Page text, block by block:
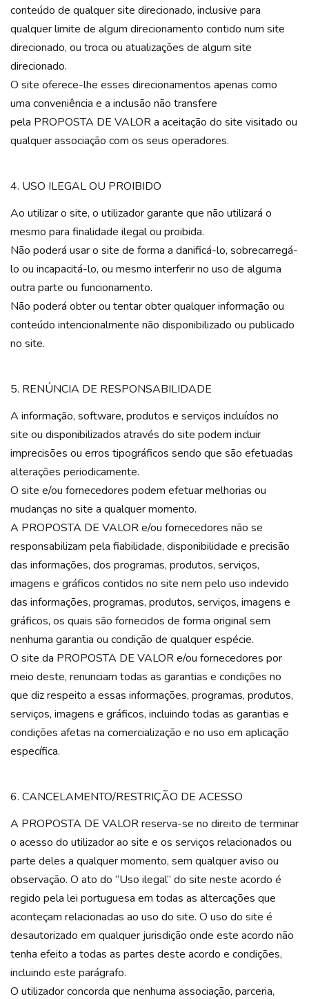
conteúdo de qualquer site direcionado, inclusive para
qualquer limite de algum direcionamento contido num site
direcionado, ou troca ou atualizações de algum site
direcionado.
O site oferece-lhe esses direcionamentos apenas como
uma conveniência e a inclusão não transfere
pela PROPOSTA DE VALOR a aceitação do site visitado ou
qualquer associação com os seus operadores.
4. USO ILEGAL OU PROIBIDO
Ao utilizar o site, o utilizador garante que não utilizará o
mesmo para finalidade ilegal ou proibida.
Não poderá usar o site de forma a danificá-lo, sobrecarregá-
lo ou incapacitá-lo, ou mesmo interferir no uso de alguma
outra parte ou funcionamento.
Não poderá obter ou tentar obter qualquer informação ou
conteúdo intencionalmente não disponibilizado ou publicado
no site.
5. RENÚNCIA DE RESPONSABILIDADE
A informação, software, produtos e serviços incluídos no
site ou disponibilizados através do site podem incluir
imprecisões ou erros tipográficos sendo que são efetuadas
alterações periodicamente.
O site e/ou fornecedores podem efetuar melhorias ou
mudanças no site a qualquer momento.
A PROPOSTA DE VALOR e/ou fornecedores não se
responsabilizam pela fiabilidade, disponibilidade e precisão
das informações, dos programas, produtos, serviços,
imagens e gráficos contidos no site nem pelo uso indevido
das informações, programas, produtos, serviços, imagens e
gráficos, os quais são fornecidos de forma original sem
nenhuma garantia ou condição de qualquer espécie.
O site da PROPOSTA DE VALOR e/ou fornecedores por
meio deste, renunciam todas as garantias e condições no
que diz respeito a essas informações, programas, produtos,
serviços, imagens e gráficos, incluindo todas as garantias e
condições afetas na comercialização e no uso em aplicação
específica.
6. CANCELAMENTO/RESTRIÇÃO DE ACESSO
A PROPOSTA DE VALOR reserva-se no direito de terminar
o acesso do utilizador ao site e os serviços relacionados ou
parte deles a qualquer momento, sem qualquer aviso ou
observação. O ato do “Uso ilegal” do site neste acordo é
regido pela lei portuguesa em todas as altercações que
aconteçam relacionadas ao uso do site. O uso do site é
desautorizado em qualquer jurisdição onde este acordo não
tenha efeito a todas as partes deste acordo e condições,
incluindo este parágrafo.
O utilizador concorda que nenhuma associação, parceria,